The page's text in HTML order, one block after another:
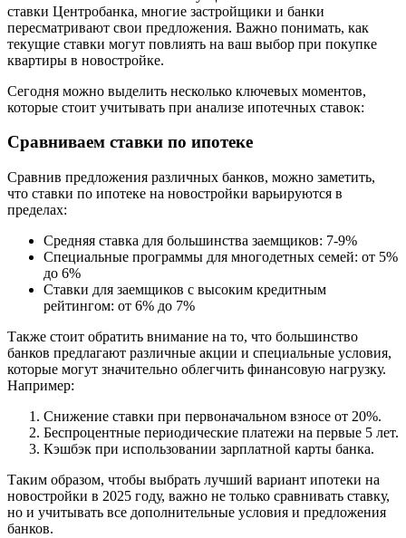
ставки Центробанка, многие застройщики и банки
пересматривают свои предложения. Важно понимать, как
текущие ставки могут повлиять на ваш выбор при покупке
квартиры в новостройке.
Сегодня можно выделить несколько ключевых моментов,
которые стоит учитывать при анализе ипотечных ставок:
Сравниваем ставки по ипотеке
Сравнив предложения различных банков, можно заметить,
что ставки по ипотеке на новостройки варьируются в
пределах:
Средняя ставка для большинства заемщиков: 7-9%
Специальные программы для многодетных семей: от 5%
до 6%
Ставки для заемщиков с высоким кредитным
рейтингом: от 6% до 7%
Также стоит обратить внимание на то, что большинство
банков предлагают различные акции и специальные условия,
которые могут значительно облегчить финансовую нагрузку.
Например:
Снижение ставки при первоначальном взносе от 20%.
Беспроцентные периодические платежи на первые 5 лет.
Кэшбэк при использовании зарплатной карты банка.
Таким образом, чтобы выбрать лучший вариант ипотеки на
новостройки в 2025 году, важно не только сравнивать ставку,
но и учитывать все дополнительные условия и предложения
банков.